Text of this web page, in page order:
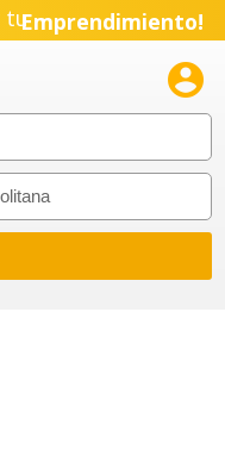
tuEmprendimiento!
